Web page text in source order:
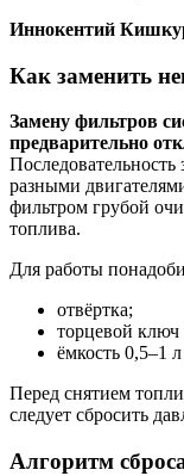
Иннокентий
Как заменить
Замену фильтров
предварительно
разными
фильтром грубой
топлива.
Для работы
отвёртка;
торцевой ключ
ёмкость 0,5–1
Перед снятием
следует сбросить
Алгоритм